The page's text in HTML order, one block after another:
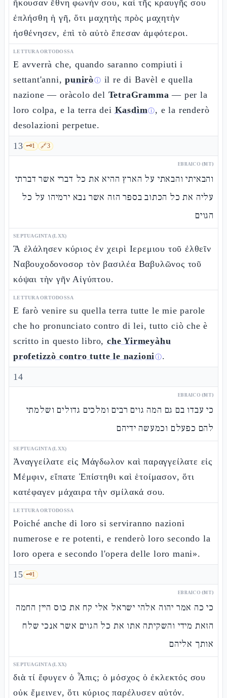
ἤκουσαν ἔθνη φωνήν σου, καὶ τῆς κραυγῆς σου
ἐπλήσθη ἡ γῆ, ὅτι μαχητὴς πρὸς μαχητὴν
ἠσθένησεν, ἐπὶ τὸ αὐτὸ ἔπεσαν ἀμφότεροι.
LETTURA ORTODOSSA
E avverrà che, quando saranno compiuti i
settant'anni,puniròⓘ il re di Bavèl e quella
nazione — oràcolo del TetraGramma — per la
loro colpa, e la terra dei Kasdìmⓘ, e la renderò
desolazioni perpetue.
13 🗝️1 🔗3
EBRAICO (MT)
והבאיתי והבאתי על הארץ ההיא את כל דברי אשר דברתי
עליה את כל הכתוב בספר הזה אשר נבא ירמיהו על כל
הגוים
SEPTUAGINTA (LXX)
Ἃ ἐλάλησεν κύριος ἐν χειρὶ Ιερεμιου τοῦ ἐλθεῖν
Ναβουχοδονοσορ τὸν βασιλέα Βαβυλῶνος τοῦ
κόψαι τὴν γῆν Αἰγύπτου.
LETTURA ORTODOSSA
E farò venire su quella terra tutte le mie parole
che ho pronunciato contro di lei, tutto ciò che è
scritto in questo libro,che Yirmeyàhu
profetizzò contro tutte le nazioniⓘ.
14
EBRAICO (MT)
כי עבדו בם גם המה גוים רבים ומלכים גדולים ושלמתי
להם כפעלם וכמעשה ידיהם
SEPTUAGINTA (LXX)
Ἀναγγείλατε εἰς Μάγδωλον καὶ παραγγείλατε εἰς
Μέμφιν, εἴπατε Ἐπίστηθι καὶ ἑτοίμασον, ὅτι
κατέφαγεν μάχαιρα τὴν σμίλακά σου.
LETTURA ORTODOSSA
Poiché anche di loro si serviranno nazioni
numerose e re potenti, e renderò loro secondo la
loro opera e secondo l'opera delle loro mani».
15 🗝️1
EBRAICO (MT)
כי כה אמר יהוה אלהי ישראל אלי קח את כוס היין החמה
הזאת מידי והשקיתה אתו את כל הגוים אשר אנכי שלח
אותך אליהם
SEPTUAGINTA (LXX)
διὰ τί ἔφυγεν ὁ Ἆπις; ὁ μόσχος ὁ ἐκλεκτός σου
οὐκ ἔμεινεν, ὅτι κύριος παρέλυσεν αὐτόν.